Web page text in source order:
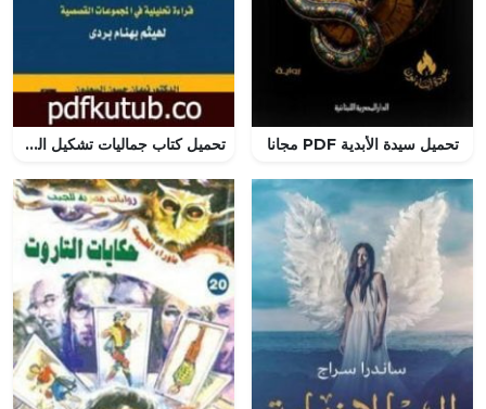
تحميل سيدة الأبدية PDF مجانا تحميل كتاب جماليات تشكيل الوصف في القصة القصيرة – قراءة تحليلية في المجموعات القصصية لهيثم بردى PDF تأليف نبهان حسون السعدون مجانا [كامل]